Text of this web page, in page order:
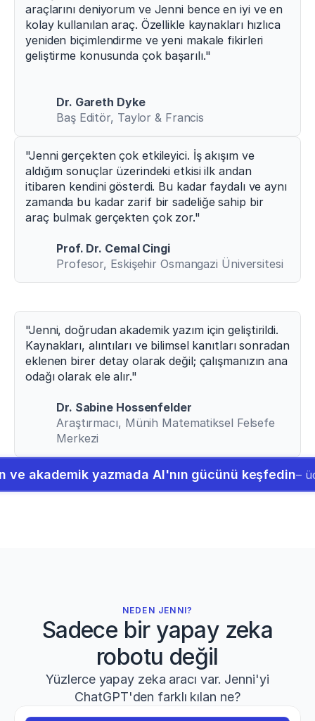
araçlarını deniyorum ve Jenni bence en iyi ve en
kolay kullanılan araç. Özellikle kaynakları hızlıca
yeniden biçimlendirme ve yeni makale fikirleri
geliştirme konusunda çok başarılı."
Dr. Gareth Dyke
Baş Editör, Taylor & Francis
"Jenni gerçekten çok etkileyici. İş akışım ve
aldığım sonuçlar üzerindeki etkisi ilk andan
itibaren kendini gösterdi. Bu kadar faydalı ve aynı
zamanda bu kadar zarif bir sadeliğe sahip bir
araç bulmak gerçekten çok zor."
Prof. Dr. Cemal Cingi
Profesor, Eskişehir Osmangazi Üniversitesi
"Jenni, doğrudan akademik yazım için geliştirildi.
Kaynakları, alıntıları ve bilimsel kanıtları sonradan
eklenen birer detay olarak değil; çalışmanızın ana
odağı olarak ele alır."
Dr. Sabine Hossenfelder
Araştırmacı, Münih Matematiksel Felsefe
Merkezi
ve akademik yazmada AI'nın gücünü keşfedin–
NEDEN JENNI?
Sadece bir yapay zeka
robotu değil
Yüzlerce yapay zeka aracı var. Jenni'yi
ChatGPT'den farklı kılan ne?